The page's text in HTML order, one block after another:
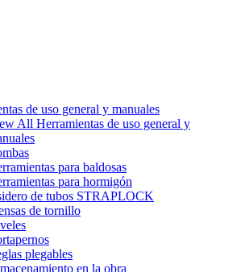
de uso general y manuales
All Herramientas de uso general y
para baldosas
para hormigón
de tubos STRAPLOCK
de tornillo
plegables
en la obra